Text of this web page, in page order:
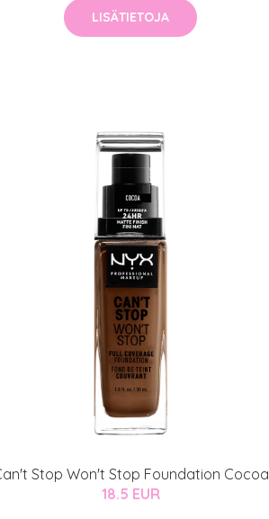
LISÄTIETOJA
Stop Won't Stop Foundation Cocoa
18.5 EUR